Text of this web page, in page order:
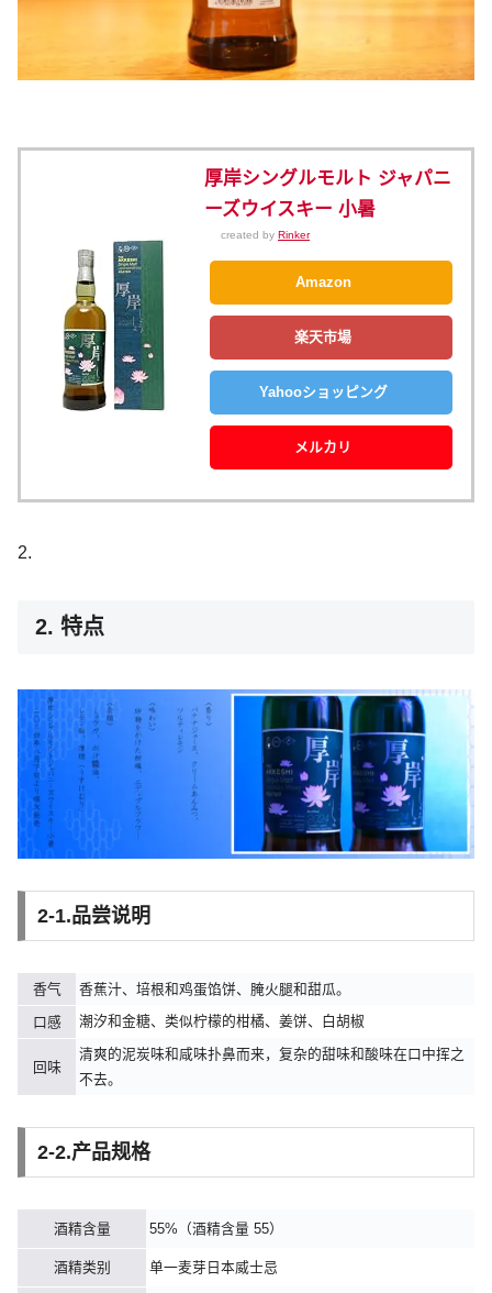
厚岸シングルモルト ジャパニ
ーズウイスキー 小暑
created by Rinker
Amazon
楽天市場
Yahooショッピング
メルカリ
2.
2. 特点
2-1.品尝说明
香气
香蕉汁、培根和鸡蛋馅饼、腌火腿和甜瓜。
口感
潮汐和金糖、类似柠檬的柑橘、姜饼、白胡椒
回味
清爽的泥炭味和咸味扑鼻而来，复杂的甜味和酸味在口中挥之
不去。
2-2.产品规格
酒精含量 55%（酒精含量 55）
酒精类别 单一麦芽日本威士忌